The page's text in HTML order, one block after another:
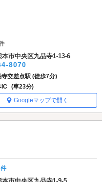
本市中央区九品寺1-13-6
8070
寺交差点駅 (徒歩7分)
IC (車23分)
Googleマップで開く